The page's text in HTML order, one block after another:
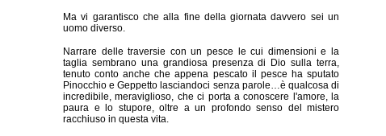
Ma vi garantisco che alla fine della giornata davvero sei un
uomo diverso.
Narrare delle traversie con un pesce le cui dimensioni e la
taglia sembrano una grandiosa presenza di Dio sulla terra,
tenuto conto anche che appena pescato il pesce ha sputato
Pinocchio e Geppetto lasciandoci senza parole…è qualcosa di
incredibile, meraviglioso, che ci porta a conoscere l'amore, la
paura e lo stupore, oltre a un profondo senso del mistero
racchiuso in questa vita.